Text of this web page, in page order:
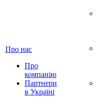
Про нас
Про
компанію
Партнери
в Україні